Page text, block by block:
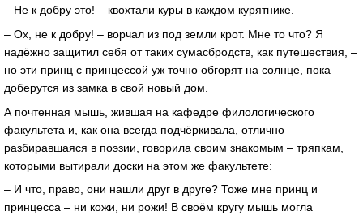
– Не к добру это! – квохтали куры в каждом курятнике.
– Ох, не к добру! – ворчал из под земли крот. Мне то что? Я
надёжно защитил себя от таких сумасбродств, как путешествия, –
но эти принц с принцессой уж точно обгорят на солнце, пока
доберутся из замка в свой новый дом.
А почтенная мышь, жившая на кафедре филологического
факультета и, как она всегда подчёркивала, отлично
разбиравшаяся в поэзии, говорила своим знакомым – тряпкам,
которыми вытирали доски на этом же факультете:
– И что, право, они нашли друг в друге? Тоже мне принц и
принцесса – ни кожи, ни рожи! В своём кругу мышь могла